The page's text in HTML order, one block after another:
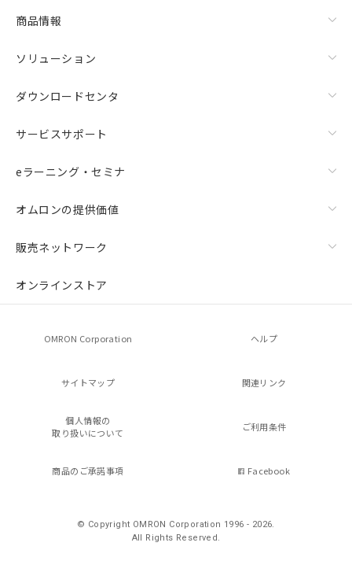
商品情報
ソリューション
ダウンロードセンタ
サービスサポート
eラーニング・セミナ
オムロンの提供価値
販売ネットワーク
オンラインストア
OMRON Corporation ヘルプ
サイトマップ 関連リンク
個人情報の
取り扱いについて
ご利用条件
商品のご承諾事項 Facebook
© Copyright OMRON Corporation 1996 - 2026.
All Rights Reserved.